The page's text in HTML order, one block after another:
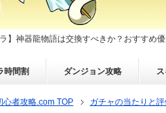
ラ】神器龍物語は交換すべきか？おすすめ
時間割 ダンジョン攻略
心者攻略.com TOP ガチャの当たりと評